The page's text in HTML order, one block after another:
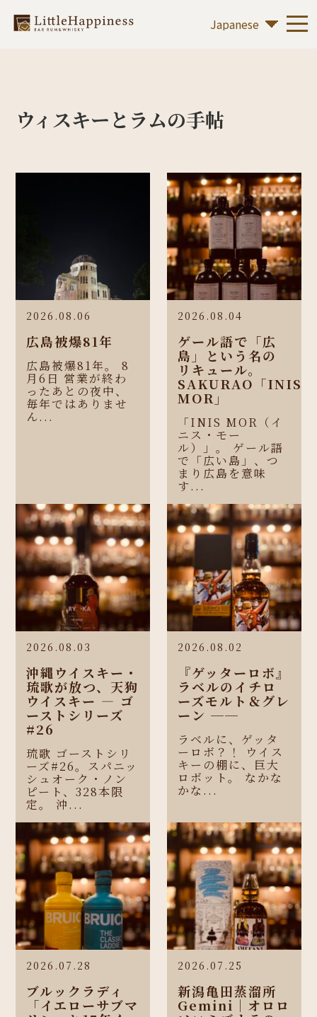
ウィスキーとラムの手帖
2026.08.06
広島被爆81年
広島被爆81年。 8
月6日 営業が終わ
ったあとの夜中、
毎年ではありませ
ん...
2026.08.04
ゲール語で「広
島」という名の
リキュール。
SAKURAO「INIS
MOR」
「INIS MOR（イ
ニス・モー
ル）」。 ゲール語
で「広い島」、つ
まり広島を意味
す...
2026.08.03
沖縄ウイスキー・
琉歌が放つ、天狗
ウイスキー ― ゴ
ーストシリーズ
#26
琉歌 ゴーストシリ
ーズ#26。スパニッ
シュオーク・ノン
ピート、328本限
定。 沖...
2026.08.02
『ゲッターロボ』
ラベルのイチロ
ーズモルト＆グレ
ーン ──
ラベルに、ゲッタ
ーロボ？！ ウイス
キーの棚に、巨大
ロボット。 なかな
かな...
2026.07.28
ブルックラディ
「イエローサブマ
2026.07.25
新潟亀田蒸溜所
Gemini｜オロロ